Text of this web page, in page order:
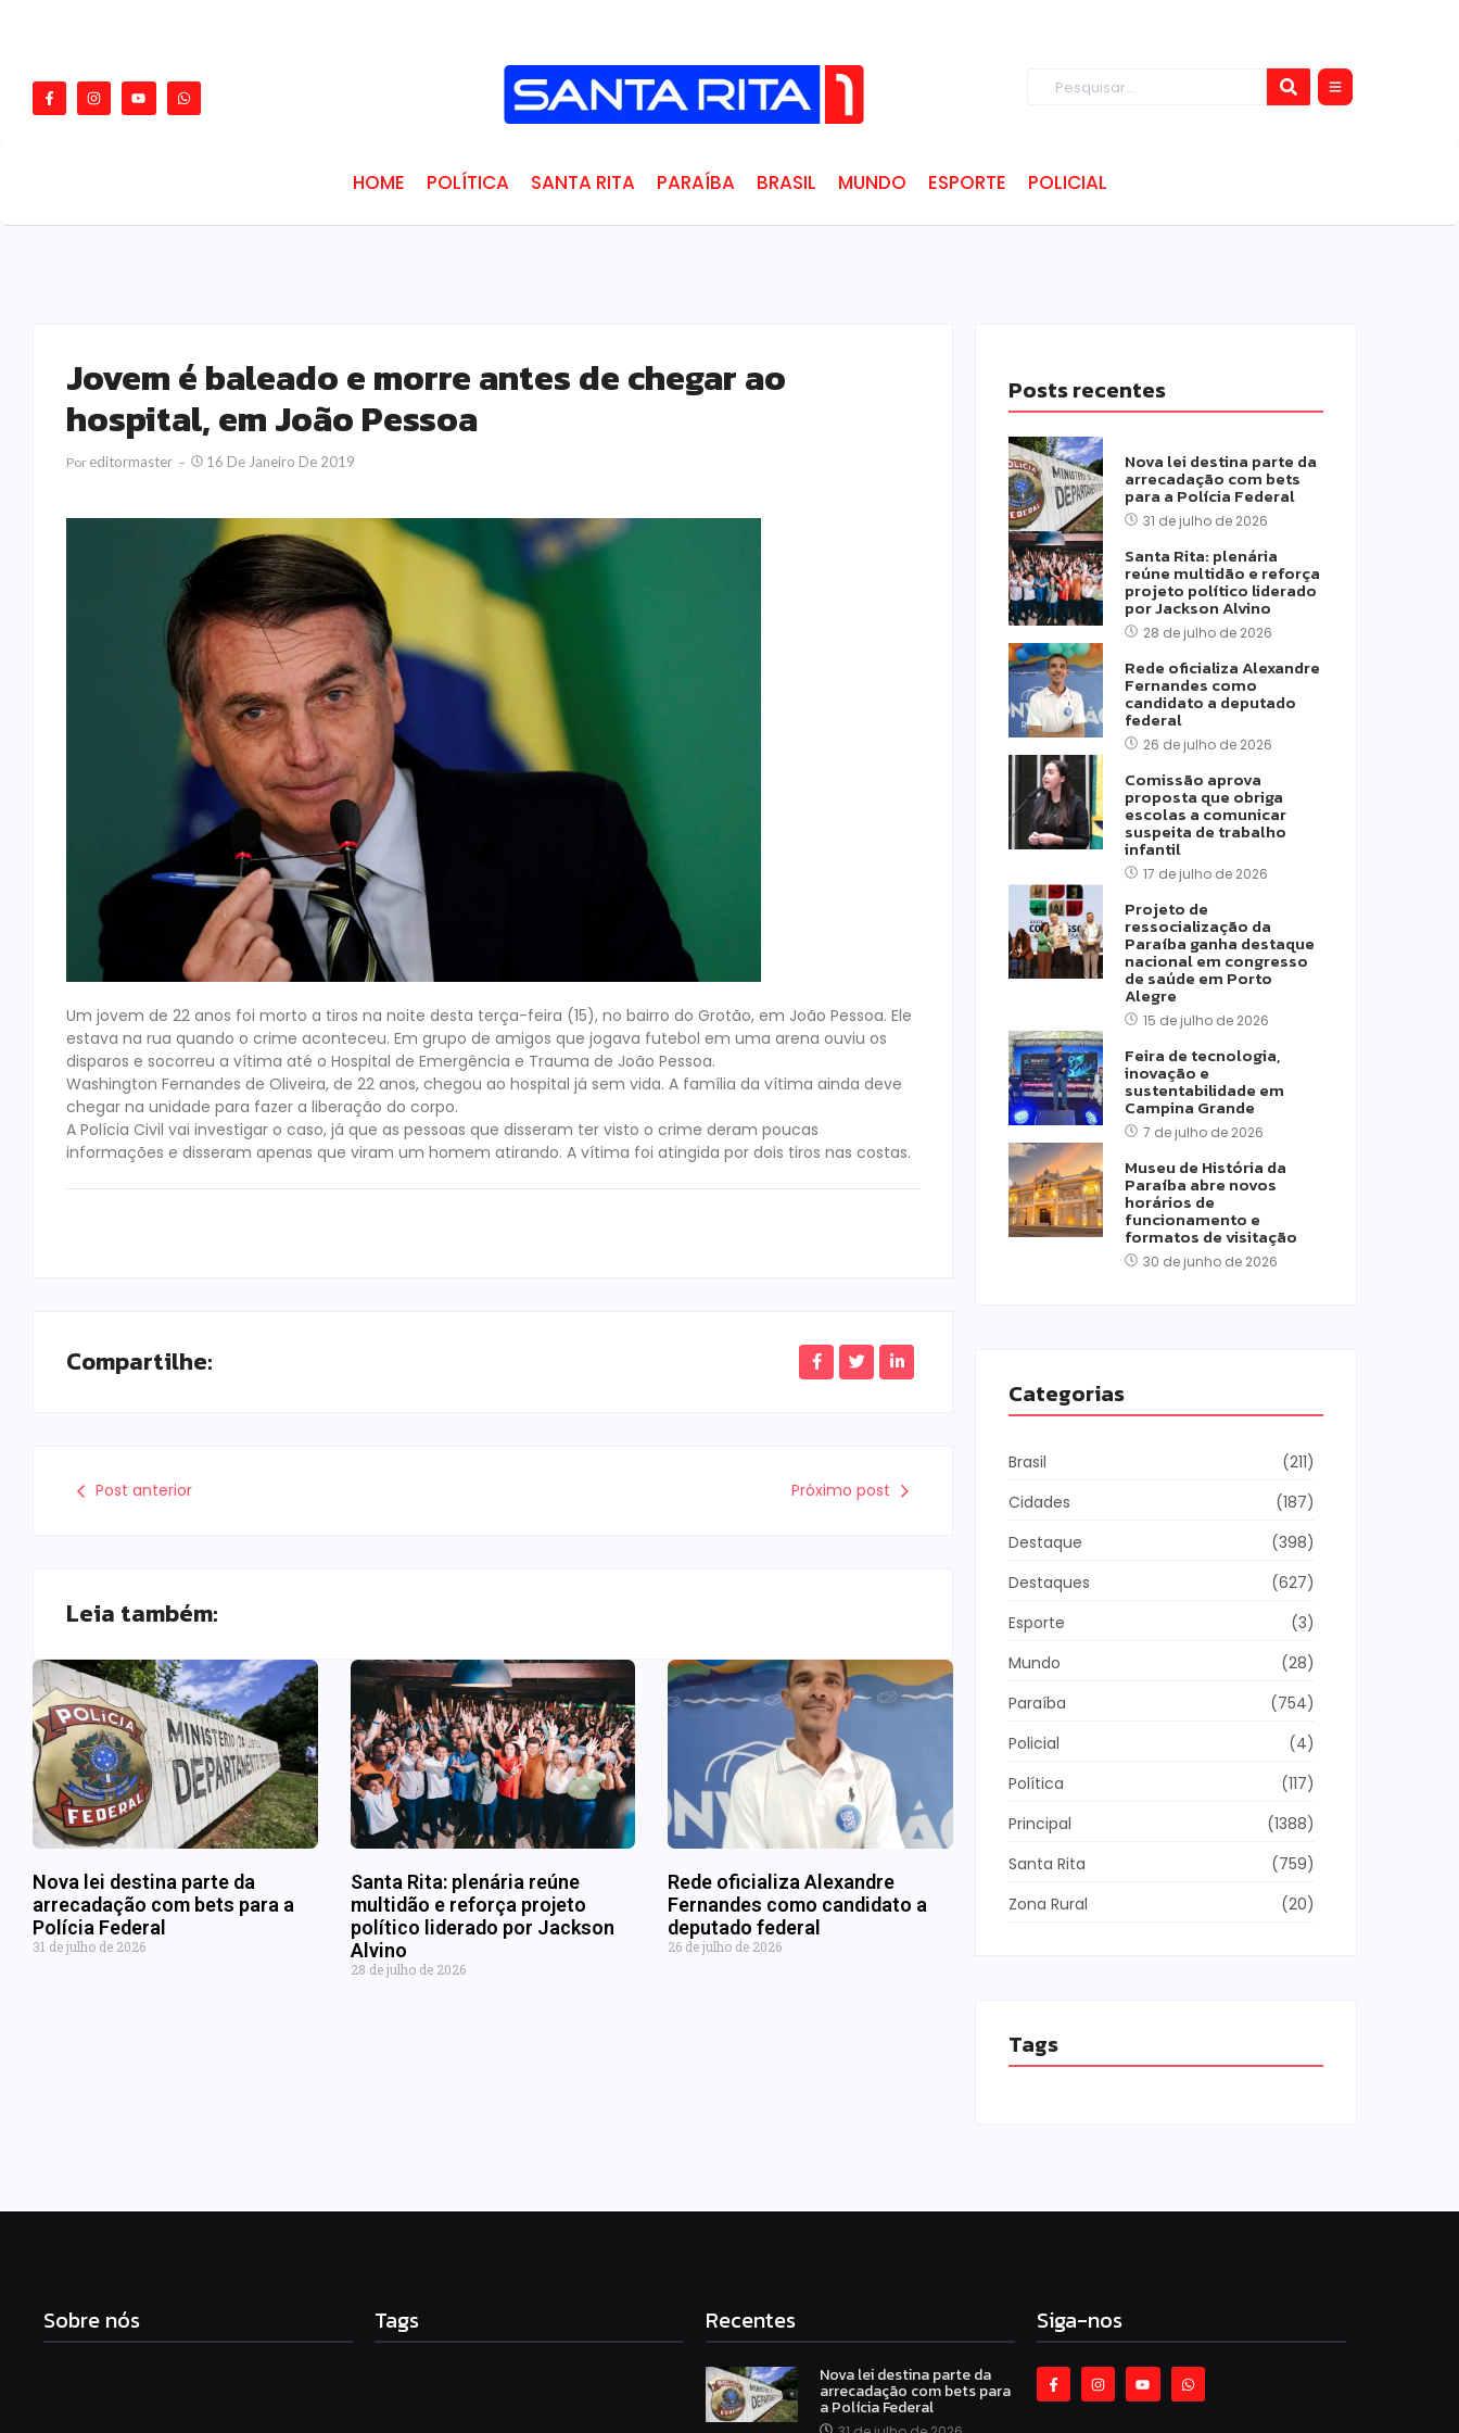
HOME POLÍTICA SANTA RITA PARAÍBA BRASIL MUNDO ESPORTE POLICIAL
Jovem é baleado e morre antes de chegar ao
hospital, em João Pessoa
Por Editormaster 16 De Janeiro De 2019
Um jovem de 22 anos foi morto a tiros na noite desta terça-feira (15), no bairro do Grotão, em João Pessoa. Ele
estava na rua quando o crime aconteceu. Em grupo de amigos que jogava futebol em uma arena ouviu os
disparos e socorreu a vítima até o Hospital de Emergência e Trauma de João Pessoa.
Washington Fernandes de Oliveira, de 22 anos, chegou ao hospital já sem vida. A família da vítima ainda deve
chegar na unidade para fazer a liberação do corpo.
A Polícia Civil vai investigar o caso, já que as pessoas que disseram ter visto o crime deram poucas
informações e disseram apenas que viram um homem atirando. A vítima foi atingida por dois tiros nas costas.
Compartilhe:
Post anterior Próximo post
Leia também:
Nova lei destina parte da
arrecadação com bets para a
Polícia Federal
31 de julho de 2026
Santa Rita: plenária reúne
multidão e reforça projeto
político liderado por Jackson
Alvino
28 de julho de 2026
Rede oficializa Alexandre
Fernandes como candidato a
deputado federal
26 de julho de 2026
Posts recentes
Nova lei destina parte da
arrecadação com bets
para a Polícia Federal
31 de julho de 2026
Santa Rita: plenária
reúne multidão e reforça
projeto político liderado
por Jackson Alvino
28 de julho de 2026
Rede oficializa Alexandre
Fernandes como
candidato a deputado
federal
26 de julho de 2026
Comissão aprova
proposta que obriga
escolas a comunicar
suspeita de trabalho
infantil
17 de julho de 2026
Projeto de
ressocialização da
Paraíba ganha destaque
nacional em congresso
de saúde em Porto
Alegre
15 de julho de 2026
Feira de tecnologia,
inovação e
sustentabilidade em
Campina Grande
7 de julho de 2026
Museu de História da
Paraíba abre novos
horários de
funcionamento e
formatos de visitação
30 de junho de 2026
Categorias
Brasil
(211)
Cidades
(187)
Destaque
(398)
Destaques
(627)
Esporte
(3)
Mundo
(28)
Paraíba
(754)
Policial
(4)
Política
(117)
Principal
(1388)
Santa Rita
(759)
Zona Rural
(20)
Tags
Sobre nós Tags Recentes
Nova lei destina parte da
arrecadação com bets para
a Polícia Federal
Siga-nos